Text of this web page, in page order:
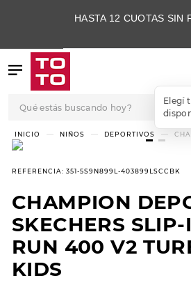
HASTA 12 CUOTAS SIN
Elegí
NIÑOS DEPORTIVOS
REFERENCIA: 351-5S9N899L-403899LSCCBK
CHAMPION
SKECHERS
RUN 400 V2
KIDS
1.
3.
4.